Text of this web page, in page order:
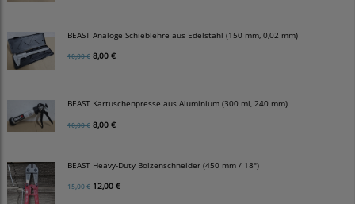
BEAST Analoge Schieblehre aus Edelstahl (150 mm, 0,02 mm)
10,00 € 8,00 €
BEAST Kartuschenpresse aus Aluminium (300 ml, 240 mm)
10,00 € 8,00 €
BEAST Heavy-Duty Bolzenschneider (450 mm / 18")
15,00 € 12,00 €